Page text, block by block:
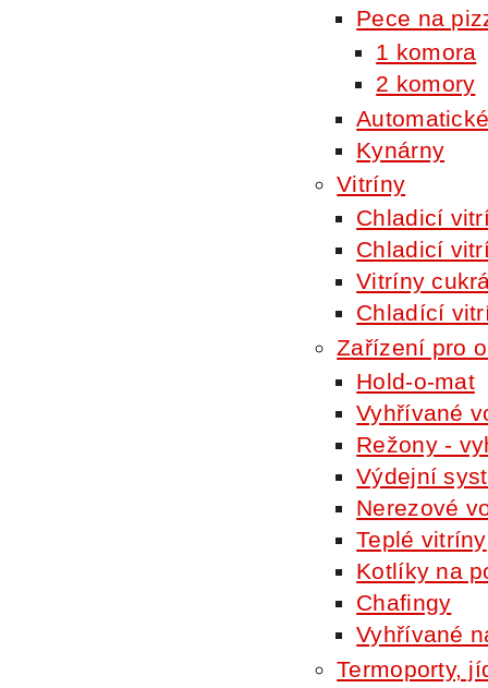
Pece na
1 komora
2 komory
Kynárny
Vitríny
Chladicí
Chladicí
Vitríny
Chladící
Zařízení pro
Hold-o-mat
Vyhřívané
Režony -
Výdejní
Nerezové
Teplé vitríny
Kotlíky na
Chafingy
Vyhřívané
Termoporty,